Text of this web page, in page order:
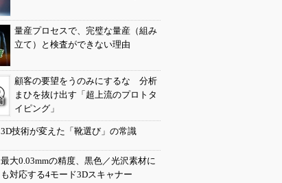
量産プロセスで、完璧な量産（組み
立て）と検査ができない理由
顧客の要望をうのみにするな 分析
まひを抜け出す「超上流のプロトタ
イピング」
3D技術が変えた「靴選び」の常識
最大0.03mmの精度、黒色／光沢素材に
も対応する4モード3Dスキャナー